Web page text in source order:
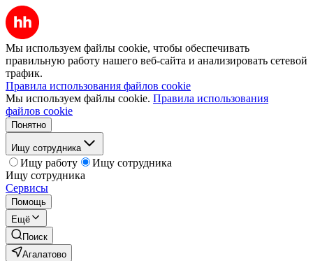
Мы используем файлы cookie, чтобы обеспечивать
правильную работу нашего веб-сайта и анализировать сетевой
трафик.
Правила использования файлов cookie
Мы используем файлы cookie. Правила использования
файлов cookie
Понятно
Ищу сотрудника
Ищу работу
Ищу сотрудника
Ищу сотрудника
Сервисы
Помощь
Ещё
Поиск
Агалатово